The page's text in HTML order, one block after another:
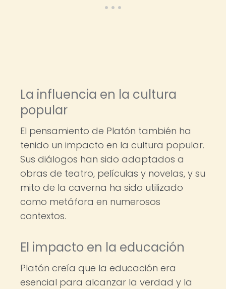
La influencia en la cultura
popular
El pensamiento de Platón también ha
tenido un impacto en la cultura popular.
Sus diálogos han sido adaptados a
obras de teatro, películas y novelas, y su
mito de la caverna ha sido utilizado
como metáfora en numerosos
contextos.
El impacto en la educación
Platón creía que la educación era
esencial para alcanzar la verdad y la